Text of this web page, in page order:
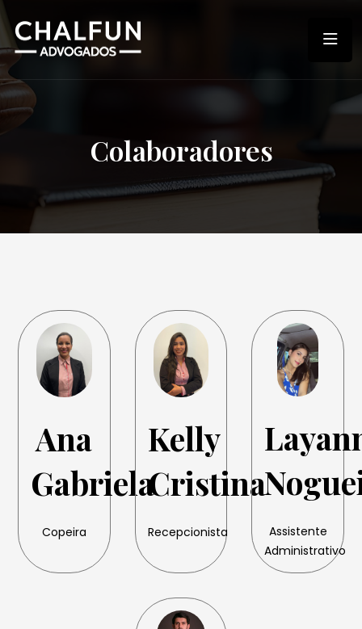
Colaboradores
Ana
Gabriela
Copeira
Kelly
Cristina
Recepcionista
Assistente
Administrativo